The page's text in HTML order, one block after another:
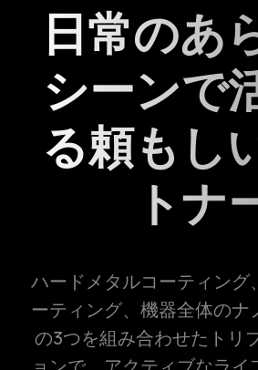
日常のあ
シーンで
る頼もし
トナ
ハードメタルコーティング
ーティング、機器全体のナ
の3つを組み合わせたトリ